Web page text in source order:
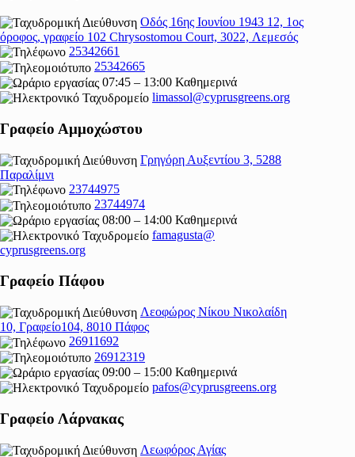
Οδός 16ης Ιουνίου 1943 12, 1ος
όροφος, γραφείο 102 Chrysostomou Court, 3022, Λεμεσός
25342661
25342665
07:45 – 13:00 Καθημερινά
limassol@cyprusgreens.org
Γραφείο Αμμοχώστου
Γρηγόρη Αυξεντίου 3, 5288
Παραλίμνι
23744975
23744974
08:00 – 14:00 Καθημερινά
famagusta@
cyprusgreens.org
Γραφείο Πάφου
Λεοφώρος Νίκου Νικολαίδη
10, Γραφείο104, 8010 Πάφος
26911692
26912319
09:00 – 15:00 Καθημερινά
pafos@cyprusgreens.org
Γραφείο Λάρνακας
Λεωφόρος Αγίας